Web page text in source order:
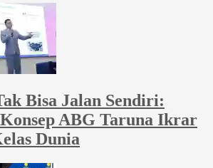
Bisa Jalan Sendiri:
ABG Taruna Ikrar
Dunia